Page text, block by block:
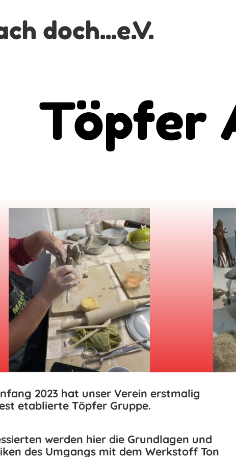
doch...e.V.
Töpfer
2023 hat unser Verein erstmalig
etablierte Töpfer Gruppe.
werden hier die Grundlagen und
des Umgangs mit dem Werkstoff Ton